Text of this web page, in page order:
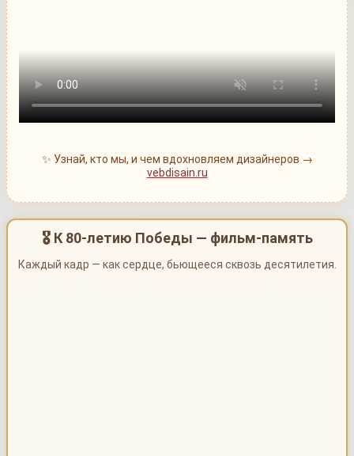
✨ Узнай, кто мы, и чем вдохновляем дизайнеров →
vebdisain.ru
🎖 К 80-летию Победы — фильм-память
Каждый кадр — как сердце, бьющееся сквозь десятилетия.